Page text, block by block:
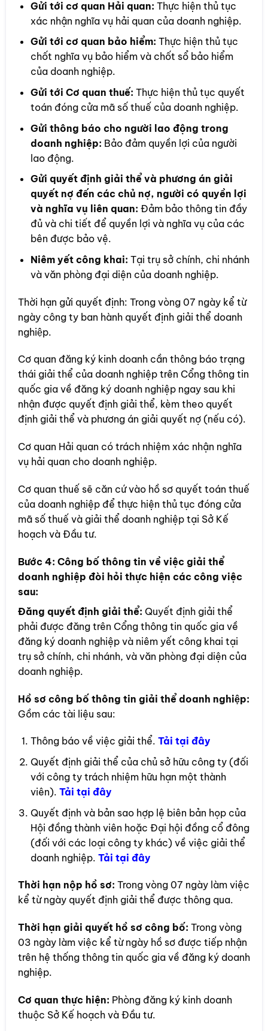
Gửi tới cơ quan Hải quan: Thực hiện thủ tục
xác nhận nghĩa vụ hải quan của doanh nghiệp.
Gửi tới cơ quan bảo hiểm: Thực hiện thủ tục
chốt nghĩa vụ bảo hiểm và chốt sổ bảo hiểm
của doanh nghiệp.
Gửi tới Cơ quan thuế: Thực hiện thủ tục quyết
toán đóng cửa mã số thuế của doanh nghiệp.
Gửi thông báo cho người lao động trong
doanh nghiệp: Bảo đảm quyền lợi của người
lao động.
Gửi quyết định giải thể và phương án giải
quyết nợ đến các chủ nợ, người có quyền lợi
và nghĩa vụ liên quan: Đảm bảo thông tin đầy
đủ và chi tiết để quyền lợi và nghĩa vụ của các
bên được bảo vệ.
Niêm yết công khai: Tại trụ sở chính, chi nhánh
và văn phòng đại diện của doanh nghiệp.
Thời hạn gửi quyết định: Trong vòng 07 ngày kể từ
ngày công ty ban hành quyết định giải thể doanh
nghiệp.
Cơ quan đăng ký kinh doanh cần thông báo trạng
thái giải thể của doanh nghiệp trên Cổng thông tin
quốc gia về đăng ký doanh nghiệp ngay sau khi
nhận được quyết định giải thể, kèm theo quyết
định giải thể và phương án giải quyết nợ (nếu có).
Cơ quan Hải quan có trách nhiệm xác nhận nghĩa
vụ hải quan cho doanh nghiệp.
Cơ quan thuế sẽ căn cứ vào hồ sơ quyết toán thuế
của doanh nghiệp để thực hiện thủ tục đóng cửa
mã số thuế và giải thể doanh nghiệp tại Sở Kế
hoạch và Đầu tư.
Bước 4: Công bố thông tin về việc giải thể
doanh nghiệp đòi hỏi thực hiện các công việc
sau:
Đăng quyết định giải thể: Quyết định giải thể
phải được đăng trên Cổng thông tin quốc gia về
đăng ký doanh nghiệp và niêm yết công khai tại
trụ sở chính, chi nhánh, và văn phòng đại diện của
doanh nghiệp.
Hồ sơ công bố thông tin giải thể doanh nghiệp:
Gồm các tài liệu sau:
Thông báo về việc giải thể. Tải tại đây
Quyết định giải thể của chủ sở hữu công ty (đối
với công ty trách nhiệm hữu hạn một thành
viên). Tải tại đây
Quyết định và bản sao hợp lệ biên bản họp của
Hội đồng thành viên hoặc Đại hội đồng cổ đông
(đối với các loại công ty khác) về việc giải thể
doanh nghiệp. Tải tại đây
Thời hạn nộp hồ sơ: Trong vòng 07 ngày làm việc
kể từ ngày quyết định giải thể được thông qua.
Thời hạn giải quyết hồ sơ công bố: Trong vòng
03 ngày làm việc kể từ ngày hồ sơ được tiếp nhận
trên hệ thống thông tin quốc gia về đăng ký doanh
nghiệp.
Cơ quan thực hiện: Phòng đăng ký kinh doanh
thuộc Sở Kế hoạch và Đầu tư.